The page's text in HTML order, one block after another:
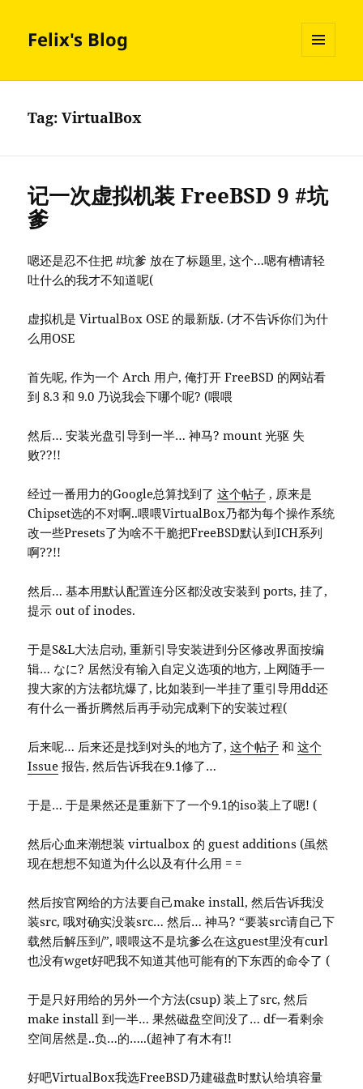
Felix's Blog
AND
Tag:VirtualBox
记一次虚拟机装 FreeBSD 9 #坑
爹
嗯还是忍不住把 #坑爹 放在了标题里, 这个…嗯有槽请轻
吐什么的我才不知道呢(
虚拟机是 VirtualBox OSE 的最新版. (才不告诉你们为什
么用OSE
首先呢, 作为一个 Arch 用户, 俺打开 FreeBSD 的网站看
到 8.3 和 9.0 乃说我会下哪个呢? (喂喂
然后… 安装光盘引导到一半… 神马? mount 光驱 失
败??!!
经过一番用力的Google总算找到了这个帖子 , 原来是
Chipset选的不对啊..喂喂VirtualBox乃都为每个操作系统
改一些Presets了为啥不干脆把FreeBSD默认到ICH系列
啊??!!
然后… 基本用默认配置连分区都没改安装到 ports, 挂了,
提示 out of inodes.
于是S&L大法启动, 重新引导安装进到分区修改界面按编
辑… なに? 居然没有输入自定义选项的地方, 上网随手一
搜大家的方法都坑爆了, 比如装到一半挂了重引导用dd还
有什么一番折腾然后再手动完成剩下的安装过程(
后来呢… 后来还是找到对头的地方了,这个帖子 和这个
Issue 报告, 然后告诉我在9.1修了…
于是… 于是果然还是重新下了一个9.1的iso装上了嗯! (
然后心血来潮想装 virtualbox 的 guest additions (虽然
现在想想不知道为什么以及有什么用 = =
然后按官网给的方法要自己make install, 然后告诉我没
装src, 哦对确实没装src… 然后… 神马? “要装src请自己下
载然后解压到/”, 喂喂这不是坑爹么在这guest里没有curl
也没有wget好吧我不知道其他可能有的下东西的命令了 (
于是只好用给的另外一个方法(csup) 装上了src, 然后
make install 到一半… 果然磁盘空间没了… df一看剩余
空间居然是..负…的…..(超神了有木有!!
好吧VirtualBox我选FreeBSD乃建磁盘时默认给填容量